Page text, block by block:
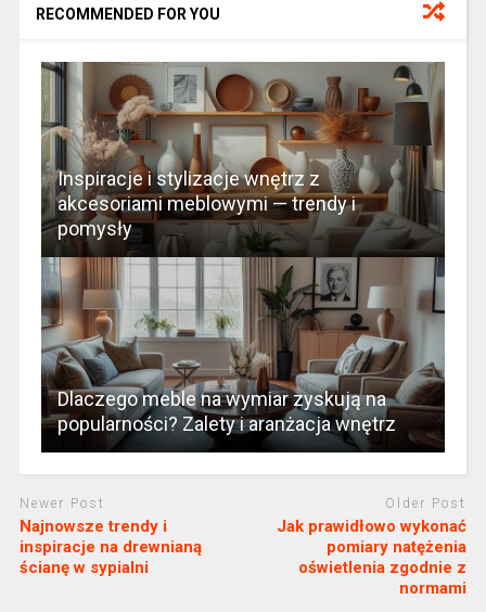
RECOMMENDED FOR YOU
Inspiracje i stylizacje wnętrz z
akcesoriami meblowymi — trendy i
pomysły
Dlaczego meble na wymiar zyskują na
popularności? Zalety i aranżacja wnętrz
Newer Post
Najnowsze trendy i
inspiracje na drewnianą
ścianę w sypialni
Older Post
Jak prawidłowo wykonać
pomiary natężenia
oświetlenia zgodnie z
normami